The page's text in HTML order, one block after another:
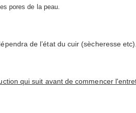
pores de la peau.
de l’état du cuir (sècheresse
qui suit avant de commencer